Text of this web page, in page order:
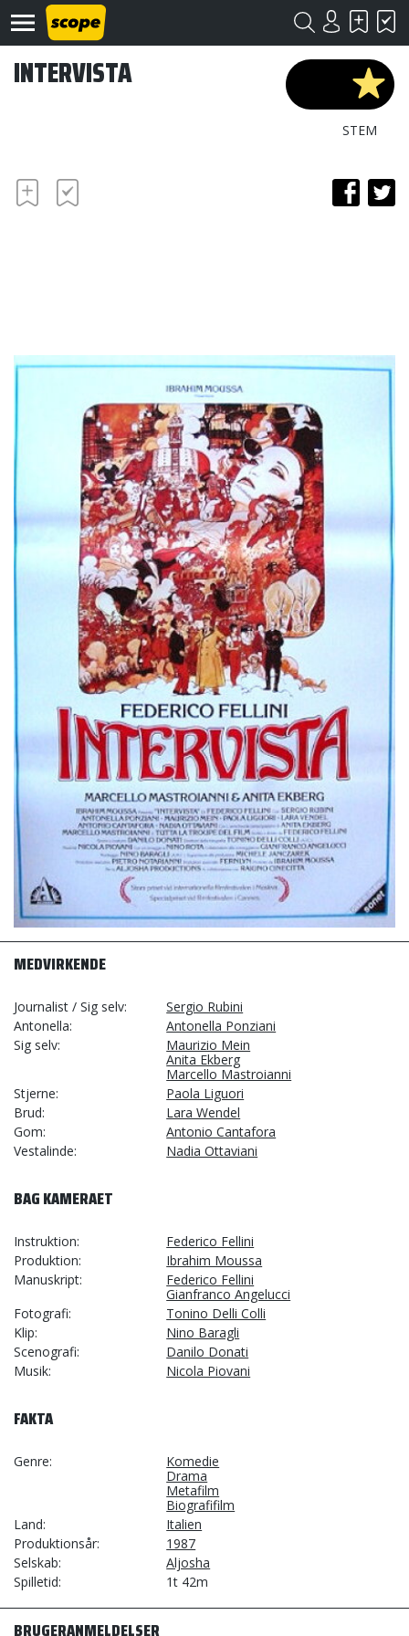
STEM
INTERVISTA
MEDVIRKENDE
Journalist / Sig selv
Sergio Rubini
Antonella
Antonella Ponziani
Sig selv
Maurizio Mein
Anita Ekberg
Marcello Mastroianni
Stjerne
Paola Liguori
Brud
Lara Wendel
Gom
Antonio Cantafora
Vestalinde
Nadia Ottaviani
BAG KAMERAET
Instruktion
Federico Fellini
Produktion
Ibrahim Moussa
Manuskript
Federico Fellini
Gianfranco Angelucci
Fotografi
Tonino Delli Colli
Klip
Nino Baragli
Scenografi
Danilo Donati
Musik
Nicola Piovani
FAKTA
Genre
Komedie
Drama
Metafilm
Biografifilm
Land
Italien
Produktionsår
1987
Selskab
Aljosha
Spilletid
1t 42m
BRUGERANMELDELSER